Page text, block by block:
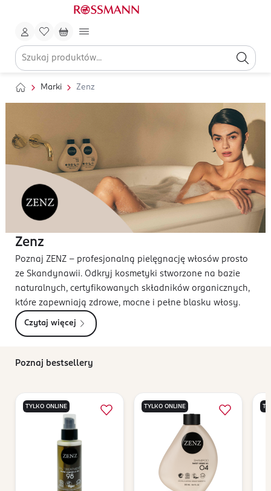
Marki Zenz
Zenz
Poznaj ZENZ – profesjonalną pielęgnację włosów prosto
ze Skandynawii. Odkryj kosmetyki stworzone na bazie
naturalnych, certyfikowanych składników organicznych,
które zapewniają zdrowe, mocne i pełne blasku włosy.
Czytaj więcej
Poznaj bestsellery
TYLKO ONLINE TYLKO ONLINE